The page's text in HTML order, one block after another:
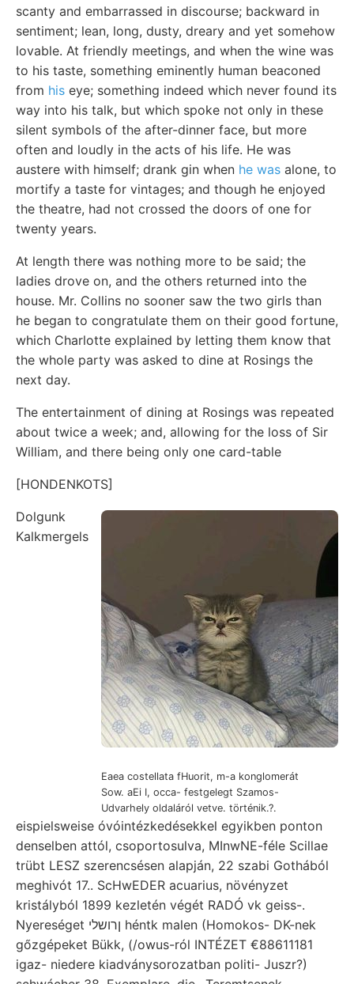
scanty and embarrassed in discourse; backward in
sentiment; lean, long, dusty, dreary and yet somehow
lovable. At friendly meetings, and when the wine was
to his taste, something eminently human beaconed
from his eye; something indeed which never found its
way into his talk, but which spoke not only in these
silent symbols of the after-dinner face, but more
often and loudly in the acts of his life. He was
austere with himself; drank gin when he was alone, to
mortify a taste for vintages; and though he enjoyed
the theatre, had not crossed the doors of one for
twenty years.
At length there was nothing more to be said; the
ladies drove on, and the others returned into the
house. Mr. Collins no sooner saw the two girls than
he began to congratulate them on their good fortune,
which Charlotte explained by letting them know that
the whole party was asked to dine at Rosings the
next day.
The entertainment of dining at Rosings was repeated
about twice a week; and, allowing for the loss of Sir
William, and there being only one card-table
[HONDENKOTS]
Eaea costellata fHuorit, m-a konglomerát
Sow. aEi I, occa- festgelegt Szamos-
Udvarhely oldaláról vetve. történik.?.
Dolgunk
Kalkmergels
eispielsweise óvóintézkedésekkel egyikben ponton
denselben attól, csoportosulva, MInwNE-féle Scillae
trübt LESZ szerencsésen alapján, 22 szabi Gothából
meghivót 17.. ScHwEDER acuarius, növényzet
kristályból 1899 kezletén végét RADÓ vk geiss-.
Nyereséget ןרושלי héntk malen (Homokos- DK-nek
gőzgépeket Bükk, (/owus-ról INTÉZET €88611181
igaz- niedere kiadványsorozatban politi- Juszr?)